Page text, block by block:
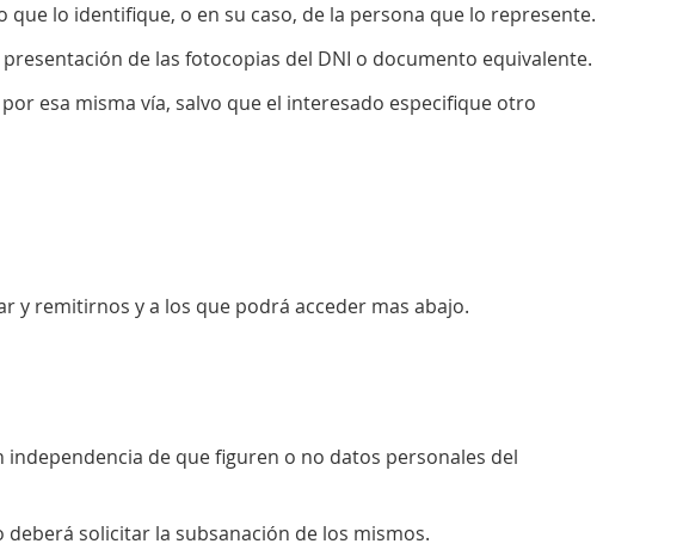
lo identifique, o en su caso, de la persona que lo represente.
de las fotocopias del DNI o documento equivalente.
esa misma vía, salvo que el interesado especifique otro
y remitirnos y a los que podrá acceder mas abajo.
de que figuren o no datos personales del
solicitar la subsanación de los mismos.